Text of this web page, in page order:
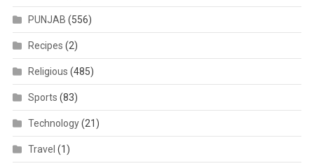
PUNJAB (556)
Recipes (2)
Religious (485)
Sports (83)
Technology(21)
Travel (1)